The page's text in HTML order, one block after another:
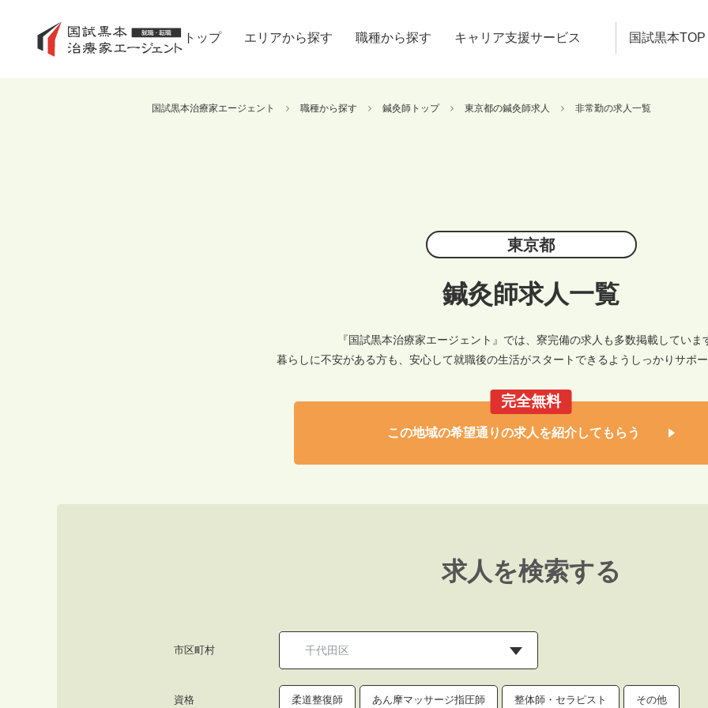
トップ エリアから探す 職種から探す キャリア支援サービス 国試黒本TOP
国試黒本治療家エージェント 職種から探す 鍼灸師トップ 東京都の鍼灸師求人 非常勤の求人一覧
東京都
鍼灸師求人一覧
『国試黒本治療家エージェント』では、寮完備の求人も多数掲載していま
暮らしに不安がある方も、安心して就職後の生活がスタートできるようしっかりサポー
完全無料
この地域の希望通りの求人を紹介してもらう
求人を検索する
市区町村
資格 柔道整復師 あん摩マッサージ指圧師 整体師・セラピスト その他